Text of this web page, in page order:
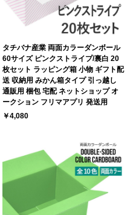
タチバナ産業 両面カラーダンボール
60サイズ ピンクストライプ/裏白 20
枚セット ラッピング箱 小物 ギフト配
送 収納用 みかん箱タイプ 引っ越し
通販用 梱包 宅配 ネットショップ オ
ークション フリマアプリ 発送用
￥4,080